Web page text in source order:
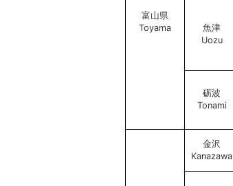
富山県
Toyama
魚津
Uozu
砺波
Tonami
金沢
Kanazawa